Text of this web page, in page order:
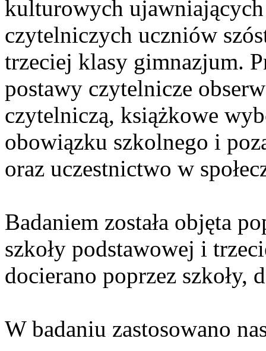
kulturowych
czytelniczych uczniów
trzeciej klasy gimnazjum.
postawy czytelnicze
czytelniczą, książkowe
obowiązku szkolnego i
oraz uczestnictwo w
Badaniem została objęta
szkoły podstawowej i
docierano poprzez szkoły,
W badaniu zastosowano